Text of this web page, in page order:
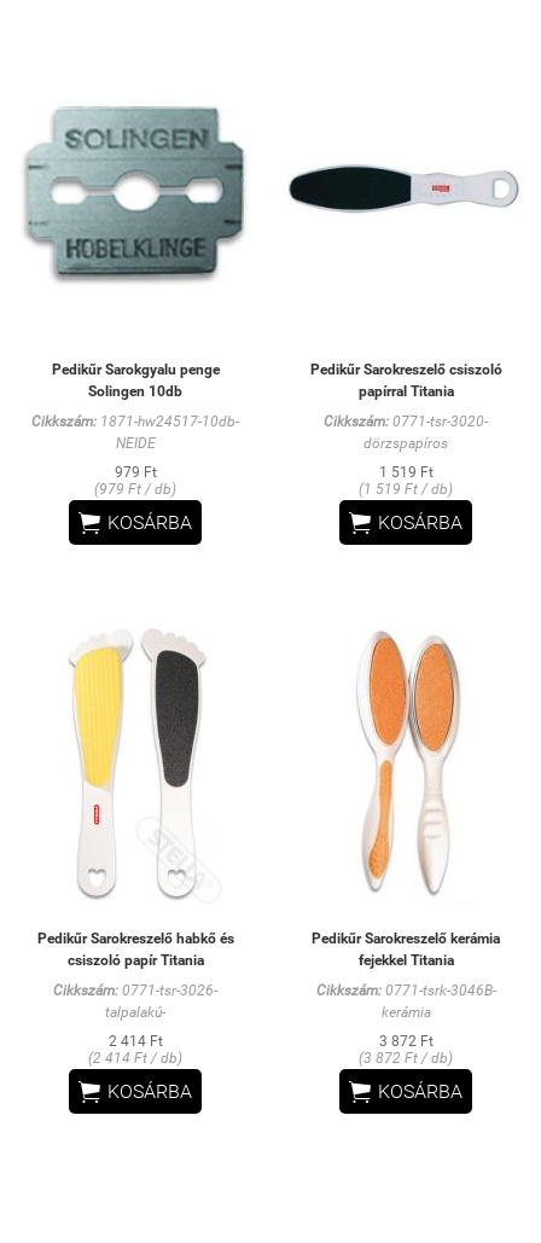
Pedikűr Sarokgyalu penge
Solingen 10db
Cikkszám: 1871-hw24517-10db-
NEIDE
979 Ft
(979 Ft / db)
 KOSÁRBA
Pedikűr Sarokreszelő csiszoló
papírral Titania
Cikkszám: 0771-tsr-3020-
dörzspapíros
1 519 Ft
(1 519 Ft / db)
 KOSÁRBA
Pedikűr Sarokreszelő habkő és
csiszoló papír Titania
Cikkszám: 0771-tsr-3026-
talpalakú-
2 414 Ft
(2 414 Ft / db)
 KOSÁRBA
Pedikűr Sarokreszelő kerámia
fejekkel Titania
Cikkszám:0771-tsrk-3046B-
kerámia
3 872 Ft
(3 872 Ft / db)
 KOSÁRBA